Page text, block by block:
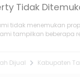
Tidak
tidak menemukan
tampilkan beberapa
Dijual Kabupaten